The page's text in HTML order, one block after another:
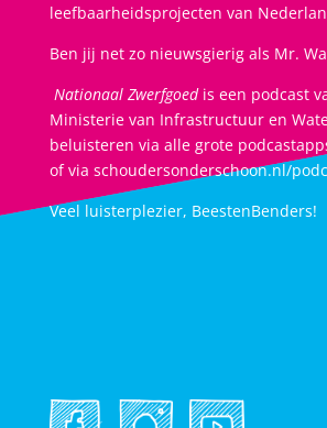
leefbaarheidsprojecten van
Ben jij net zo nieuwsgierig als Mr.
Nationaal Zwerfgoedis een podcast
Ministerie van Infrastructuur en
beluisteren via alle grote
of via schoudersonderschoon.nl/
Veel luisterplezier, BeestenBenders!